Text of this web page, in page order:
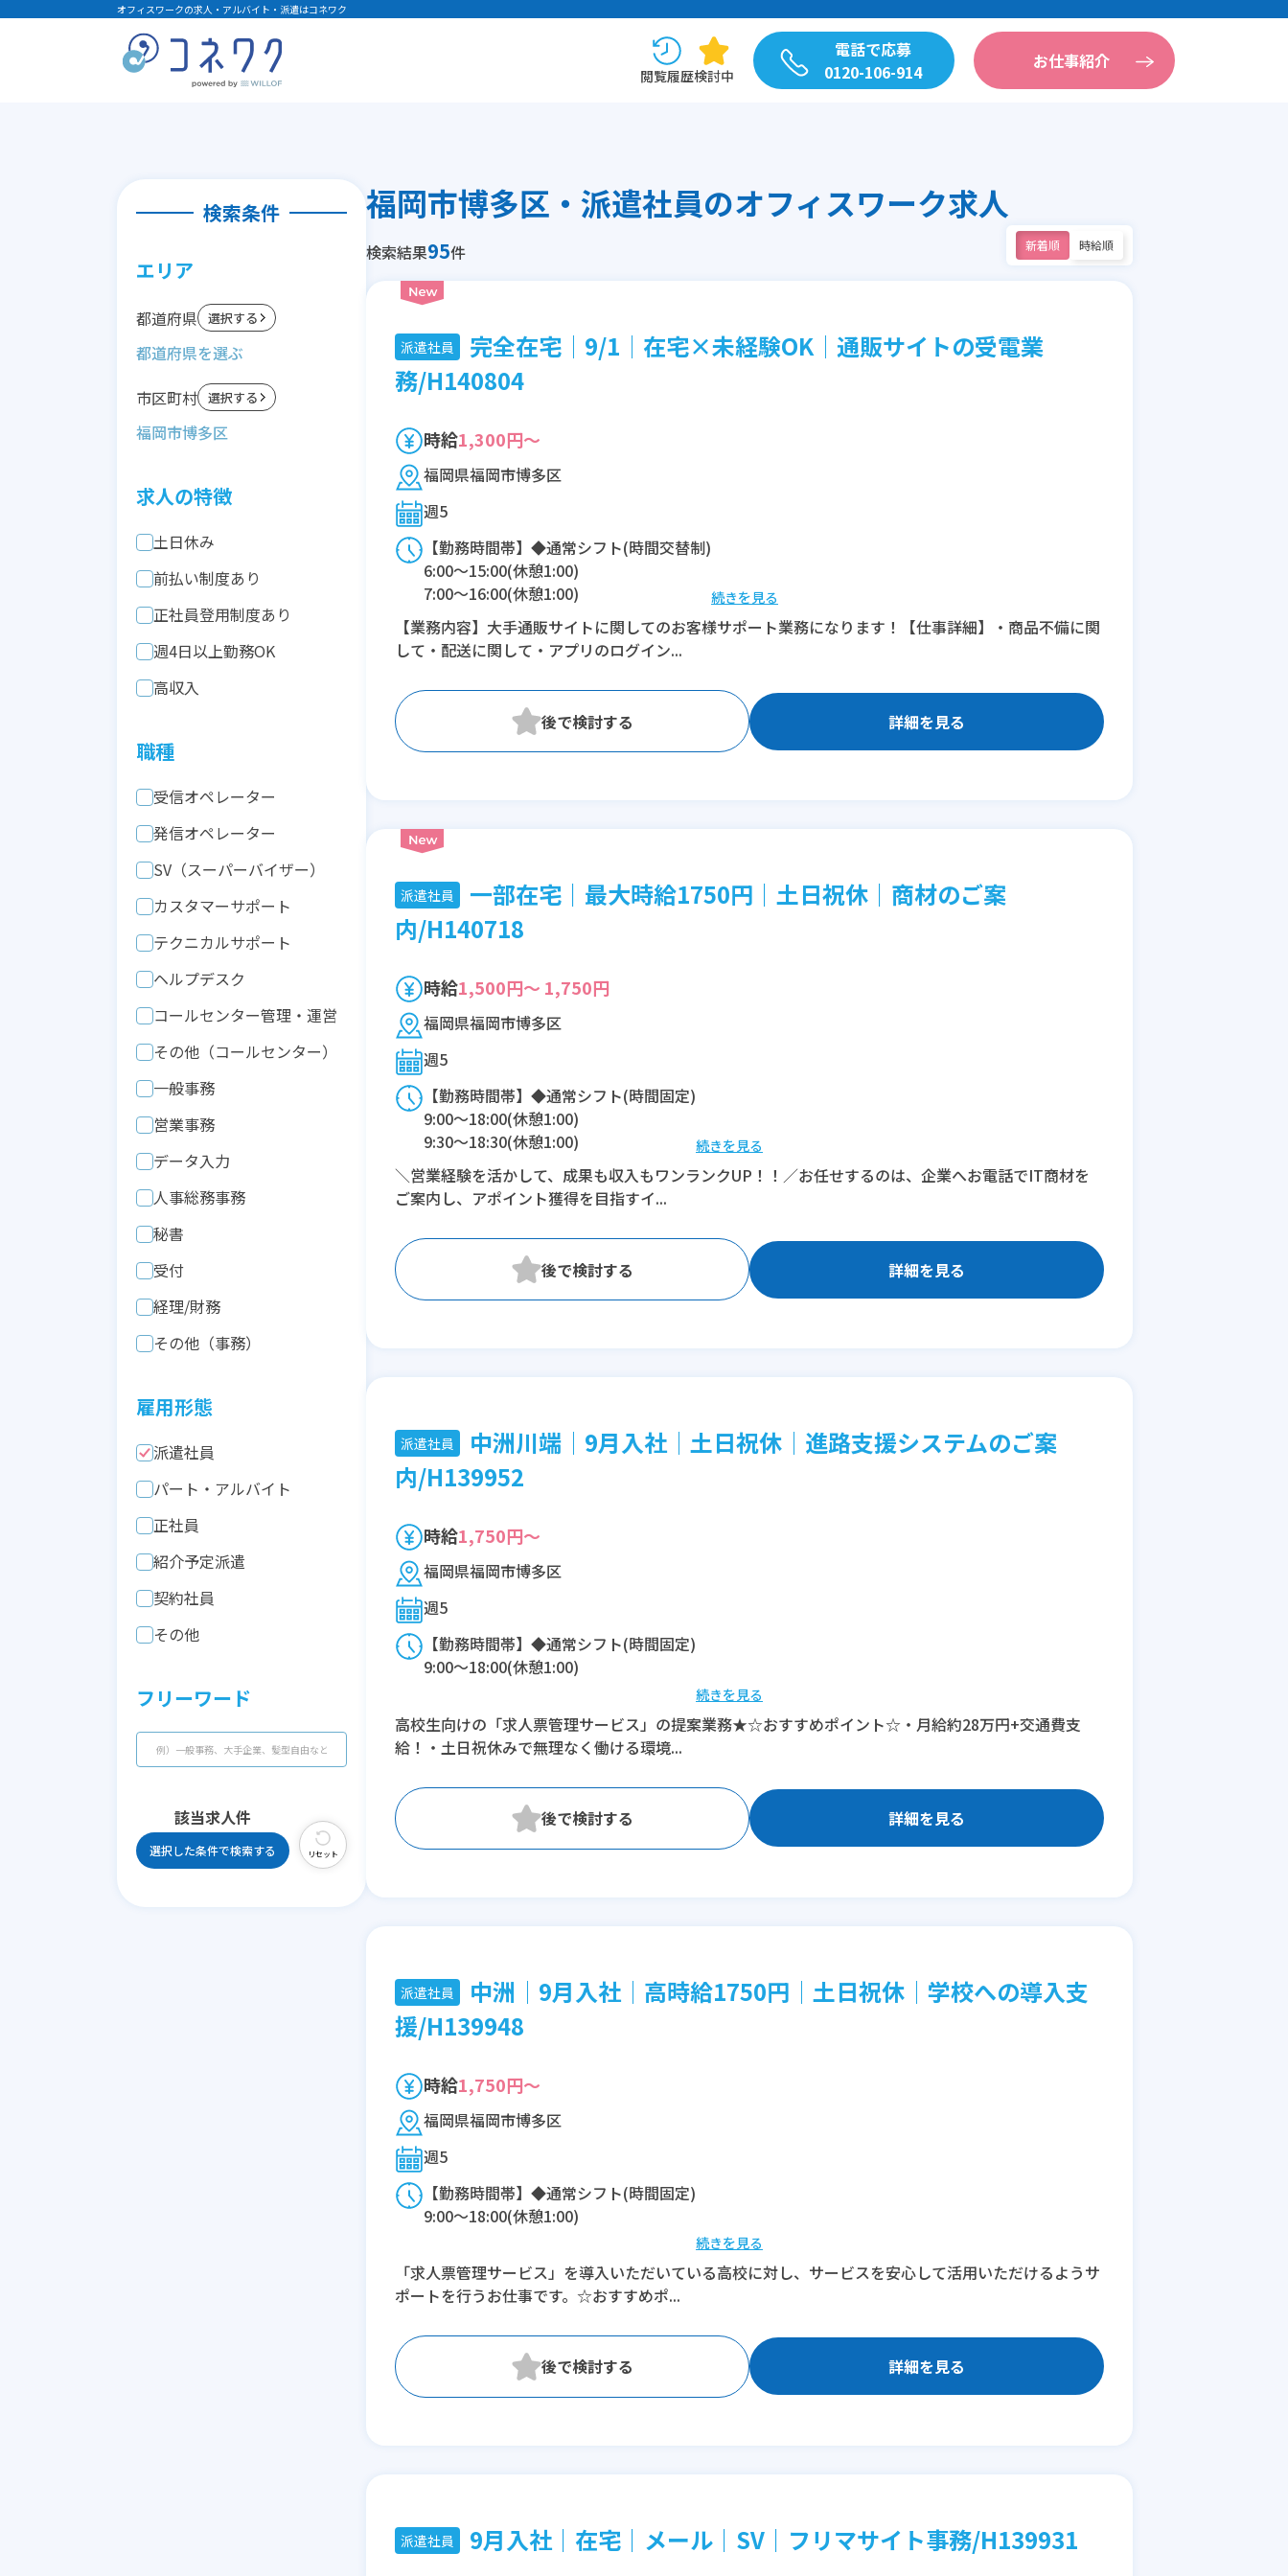
オフィスワークの求人・アルバイト・派遣はコネワク
閲覧履歴検討中
電話で応募
0120-106-914
お仕事紹介
検索条件
エリア
都道府県 選択する
市区町村 選択する
福岡市博多区
求人の特徴
土日休み
前払い制度あり
正社員登用制度あり
週4日以上勤務OK
高収入
職種
受信オペレーター
発信オペレーター
SV（スーパーバイザー）
カスタマーサポート
テクニカルサポート
ヘルプデスク
コールセンター管理・運営
その他（コールセンター）
一般事務
営業事務
データ入力
人事総務事務
秘書
受付
経理/財務
その他（事務）
雇用形態
派遣社員
パート・アルバイト
正社員
紹介予定派遣
契約社員
その他
フリーワード
該当求人件
選択した条件で検索する リセット
福岡市博多区・派遣社員のオフィスワーク求人
検索結果95件 新着順 時給順
派遣社員
完全在宅│9/1│在宅×未経験OK│通販サイトの受電業
務/H140804
時給1,300円～
福岡県福岡市博多区
週5
【勤務時間帯】◆通常シフト(時間交替制)
6:00〜15:00(休憩1:00)
7:00〜16:00(休憩1:00)
8:00〜17:00(休憩1:00)
9:00〜18:00(休憩1:00)
10:00〜19:00(休憩1:00)
11:00〜20:00(休憩1:00)
12:00〜21:00(休憩1:00)
13:00〜22:00(休憩1:00)
14:00〜23:00(休憩1:00)
※残業：5〜10時間程度/月
続きを見る
【業務内容】大手通販サイトに関してのお客様サポート業務になります！【仕事詳細】・商品不備に関
して・配送に関して・アプリのログイン...
詳細を見る
派遣社員
一部在宅｜最大時給1750円｜土日祝休｜商材のご案
内/H140718
時給1,500円～ 1,750円
福岡県福岡市博多区
週5
【勤務時間帯】◆通常シフト(時間固定)
9:00〜18:00(休憩1:00)
9:30〜18:30(休憩1:00)
10:00〜19:00(休憩1:00)
※残業：5〜15時間程度/月
続きを見る
＼営業経験を活かして、成果も収入もワンランクUP！！／お任せするのは、企業へお電話でIT商材を
ご案内し、アポイント獲得を目指すイ...
詳細を見る
派遣社員
中洲川端│9月入社│土日祝休│進路支援システムのご案
内/H139952
時給1,750円～
福岡県福岡市博多区
週5
【勤務時間帯】◆通常シフト(時間固定)
9:00〜18:00(休憩1:00)
※残業：10〜25時間程度/月
続きを見る
高校生向けの「求人票管理サービス」の提案業務★☆おすすめポイント☆・月給約28万円+交通費支
給！・土日祝休みで無理なく働ける環境...
詳細を見る
派遣社員
中洲│9月入社│高時給1750円│土日祝休│学校への導入支
援/H139948
時給1,750円～
福岡県福岡市博多区
週5
【勤務時間帯】◆通常シフト(時間固定)
9:00〜18:00(休憩1:00)
※残業：10〜25時間程度/月
続きを見る
「求人票管理サービス」を導入いただいている高校に対し、サービスを安心して活用いただけるようサ
ポートを行うお仕事です。☆おすすめポ...
詳細を見る
派遣社員 9月入社｜在宅｜メール｜SV｜フリマサイト事務/H139931